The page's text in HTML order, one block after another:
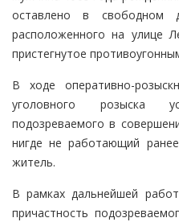
оставлено в свободном
расположенного на улице
пристегнутое
В ходе оперативно-
уголовного розыска
подозреваемого в
нигде не работающий
житель.
В рамках дальнейшей
причастность